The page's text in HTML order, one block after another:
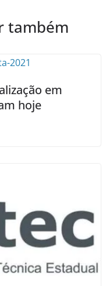
também
em
hoje